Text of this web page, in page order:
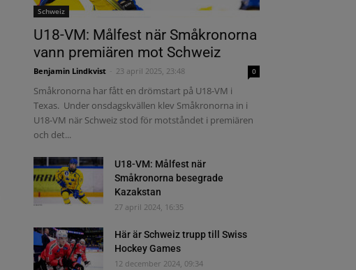
Schweiz
U18-VM: Målfest när Småkronorna
vann premiären mot Schweiz
Benjamin Lindkvist 23 april 2025, 23:48 0
Småkronorna har fått en drömstart på U18-VM i
Texas. Under onsdagskvällen klev Småkronorna in i
U18-VM när Schweiz stod för motståndet i premiären
och det...
U18-VM: Målfest när
Småkronorna besegrade
Kazakstan
27 april 2024, 16:35
Här är Schweiz trupp till Swiss
Hockey Games
12 december 2024, 09:34